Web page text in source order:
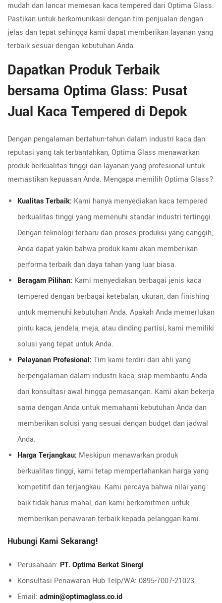
mudah dan lancar memesan kaca tempered dari Optima Glass.
Pastikan untuk berkomunikasi dengan tim penjualan dengan
jelas dan tepat sehingga kami dapat memberikan layanan yang
terbaik sesuai dengan kebutuhan Anda.
Dapatkan Produk Terbaik
bersama Optima Glass: Pusat
Jual Kaca Tempered di Depok
Dengan pengalaman bertahun-tahun dalam industri kaca dan
reputasi yang tak terbantahkan, Optima Glass menawarkan
produk berkualitas tinggi dan layanan yang profesional untuk
memastikan kepuasan Anda. Mengapa memilih Optima Glass?
Kualitas Terbaik: Kami hanya menyediakan kaca tempered
berkualitas tinggi yang memenuhi standar industri tertinggi.
Dengan teknologi terbaru dan proses produksi yang canggih,
Anda dapat yakin bahwa produk kami akan memberikan
performa terbaik dan daya tahan yang luar biasa.
Beragam Pilihan: Kami menyediakan berbagai jenis kaca
tempered dengan berbagai ketebalan, ukuran, dan finishing
untuk memenuhi kebutuhan Anda. Apakah Anda memerlukan
pintu kaca, jendela, meja, atau dinding partisi, kami memiliki
solusi yang tepat untuk Anda.
Pelayanan Profesional: Tim kami terdiri dari ahli yang
berpengalaman dalam industri kaca, siap membantu Anda
dari konsultasi awal hingga pemasangan. Kami akan bekerja
sama dengan Anda untuk memahami kebutuhan Anda dan
memberikan solusi yang sesuai dengan budget dan jadwal
Anda.
Harga Terjangkau: Meskipun menawarkan produk
berkualitas tinggi, kami tetap mempertahankan harga yang
kompetitif dan terjangkau. Kami percaya bahwa nilai yang
baik tidak harus mahal, dan kami berkomitmen untuk
memberikan penawaran terbaik kepada pelanggan kami.
Hubungi Kami Sekarang!
Perusahaan: PT. Optima Berkat Sinergi
Konsultasi Penawaran Hub Telp/WA: 0895-7007-21023
Email: admin@optimaglass.co.id